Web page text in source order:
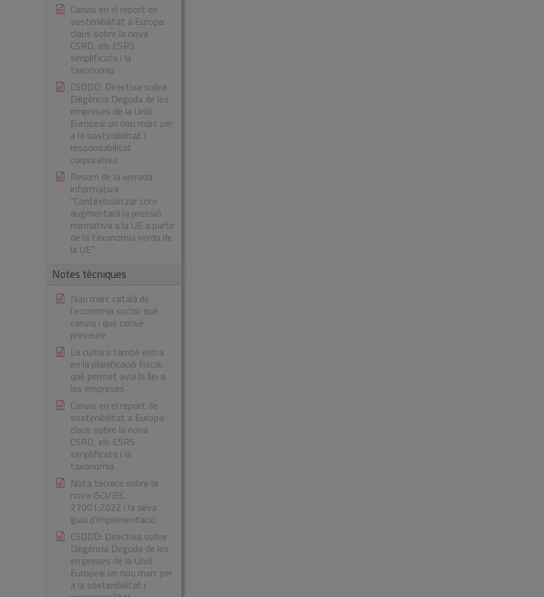
Canvis en el report de
sostenibilitat a Europa:
claus sobre la nova
CSRD, els ESRS
simplificats i la
taxonomia
CSDDD: Directiva sobre
Diligència Deguda de les
empreses de la Unió
Europea: un nou marc per
a la sostenibilitat i
responsabilitat
corporativa
Resum de la xerrada
informativa
“Contextualitzar com
augmentarà la pressió
normativa a la UE a partir
de la taxonomia verda de
la UE”
Notes tècniques
Nou marc català de
l’economia social: què
canvia i què convé
preveure
La cultura també entra
en la planificació fiscal:
què permet avui la llei a
les empreses
Canvis en el report de
sostenibilitat a Europa:
claus sobre la nova
CSRD, els ESRS
simplificats i la
taxonomia
Nota tècnica sobre la
nova ISO/IEC
27001:2022 i la seva
guia d’implementació
CSDDD: Directiva sobre
Diligència Deguda de les
empreses de la Unió
Europea: un nou marc per
a la sostenibilitat i